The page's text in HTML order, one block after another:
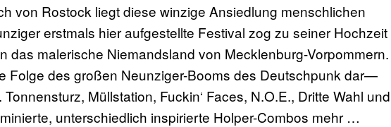
von Rostock liegt diese winzige Ansiedlung menschlichen
erstmals hier aufgestellte Festival zog zu seiner Hochzeit
das malerische Niemandsland von Mecklenburg-Vorpommern.
Folge des großen Neunziger-Booms des Deutschpunk dar—
Müllstation, Fuckin‘ Faces, N.O.E., Dritte Wahl und
unterschiedlich inspirierte Holper-Combos mehr …